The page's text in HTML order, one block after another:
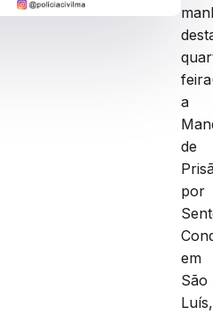
a
de
por
em
São
Luís,